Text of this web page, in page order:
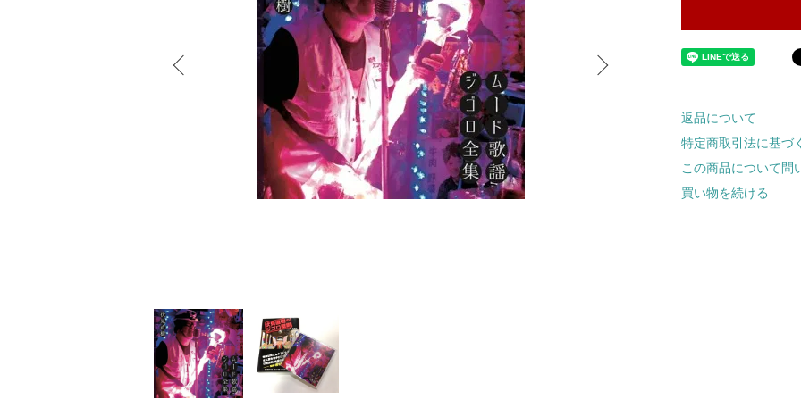
返品について
特定商取引法に基づ
この商品について問
買い物を続ける